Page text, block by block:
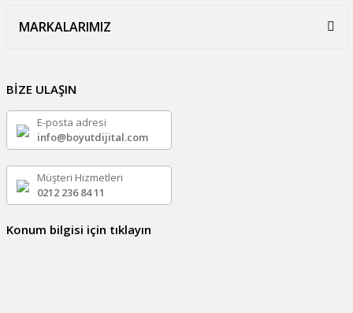
MARKALARIMIZ
BİZE ULAŞIN
E-posta adresi
info@boyutdijital.com
Müşteri Hizmetleri
0212 236 84 11
Konum bilgisi için tıklayın